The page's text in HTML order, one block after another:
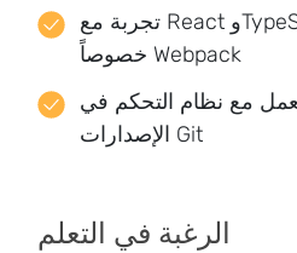
تجربة مع React وTypeScript وأدوات البناء،
خصوصاً Webpack
مع نظام التحكم في
الإصدارات Git
الرغبة في التعلم